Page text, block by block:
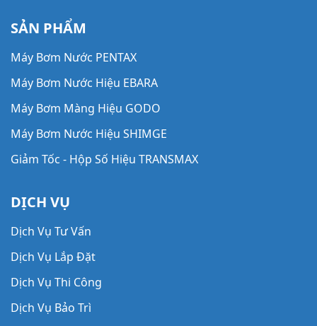
SẢN PHẨM
Máy Bơm Nước PENTAX
Máy Bơm Nước Hiệu EBARA
Máy Bơm Màng Hiệu GODO
Máy Bơm Nước Hiệu SHIMGE
Giảm Tốc - Hộp Số Hiệu TRANSMAX
Bình Tích Áp
Máy Bơm Hút Chân Không Hiệu DOOVAC
Máy Bơm Hút Chân Không Hiệu HANCHANG
Máy Bơm Hút Chân Không Hiệu WOOSUNG
Bơm Xịt Rửa
DỊCH VỤ
Dịch Vụ Tư Vấn
Dịch Vụ Lắp Đặt
Dịch Vụ Thi Công
Dịch Vụ Bảo Trì